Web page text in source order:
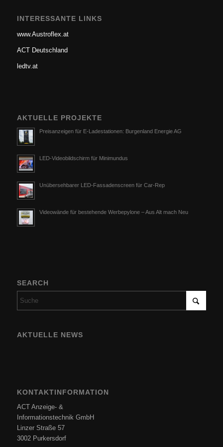
INTERESSANTE LINKS
www.Austroflex.at
ACT Deutschland
ledtv.at
AKTUELLE PROJEKTE
Preisanzeigen für E-Ladestationen: Burgenland Energie AG
LED-Videobildschirm für Minimundus
Unübersehbarer LED-Fassadenscreen für Car-Rep
Videowände für bestehende Werbepylone – Aus Alt mach Neu
SEARCH
AKTUELLE NEWS
KONTAKTINFORMATION
ACT Anzeige- &
Informationstechnik GmbH
Linzer Straße 57
3002 Purkersdorf